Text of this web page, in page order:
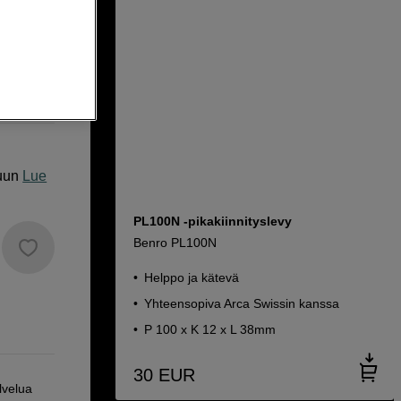
Lue
PL100N -pikakiinnityslevy
Benro PL100N
Helppo ja kätevä
Yhteensopiva Arca Swissin kanssa
P 100 x K 12 x L 38mm
30 EUR